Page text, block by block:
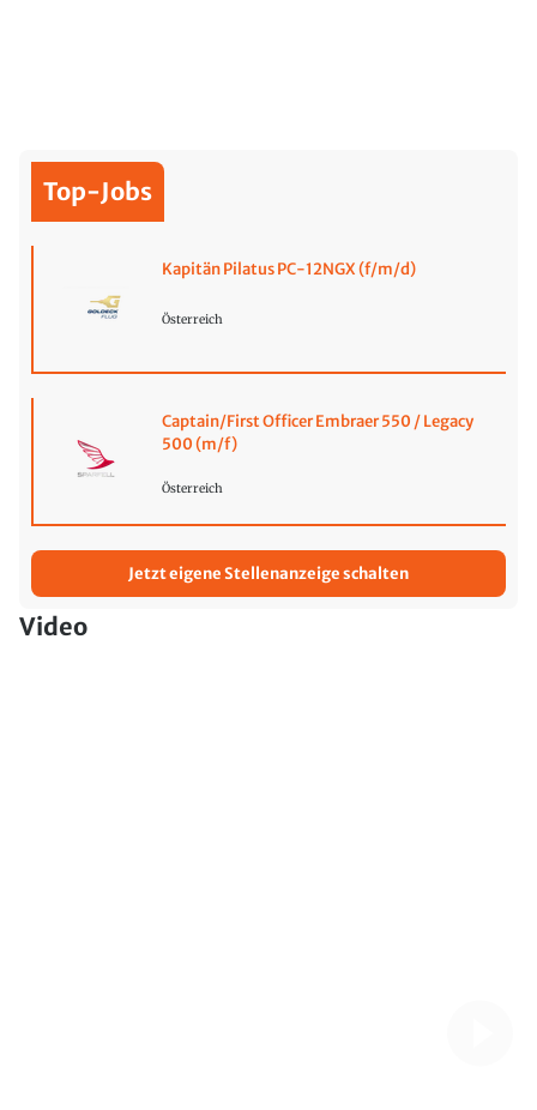
Top-Jobs
Kapitän Pilatus PC-12NGX (f/m/d)
Österreich
Captain/First Officer Embraer 550 / Legacy
500 (m/f)
Österreich
Jetzt eigene Stellenanzeige schalten
Video